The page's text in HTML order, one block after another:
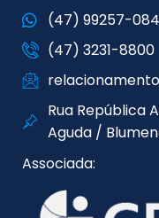
(47) 99257-
(47) 3231-8800
Rua República
Aguda /
Associada: